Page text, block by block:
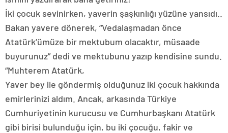
İki çocuk sevinirken, yaverin şaşkınlığı yüzüne yansıdı..
Bakan yavere dönerek, “Vedalaşmadan önce
Atatürk’ümüze bir mektubum olacaktır, müsaade
buyurunuz” dedi ve mektubunu yazıp kendisine sundu.
“Muhterem Atatürk,
Yaver bey ile göndermiş olduğunuz iki çocuk hakkında
emirlerinizi aldım. Ancak, arkasında Türkiye
Cumhuriyetinin kurucusu ve Cumhurbaşkanı Atatürk
gibi birisi bulunduğu için, bu iki çocuğu, fakir ve